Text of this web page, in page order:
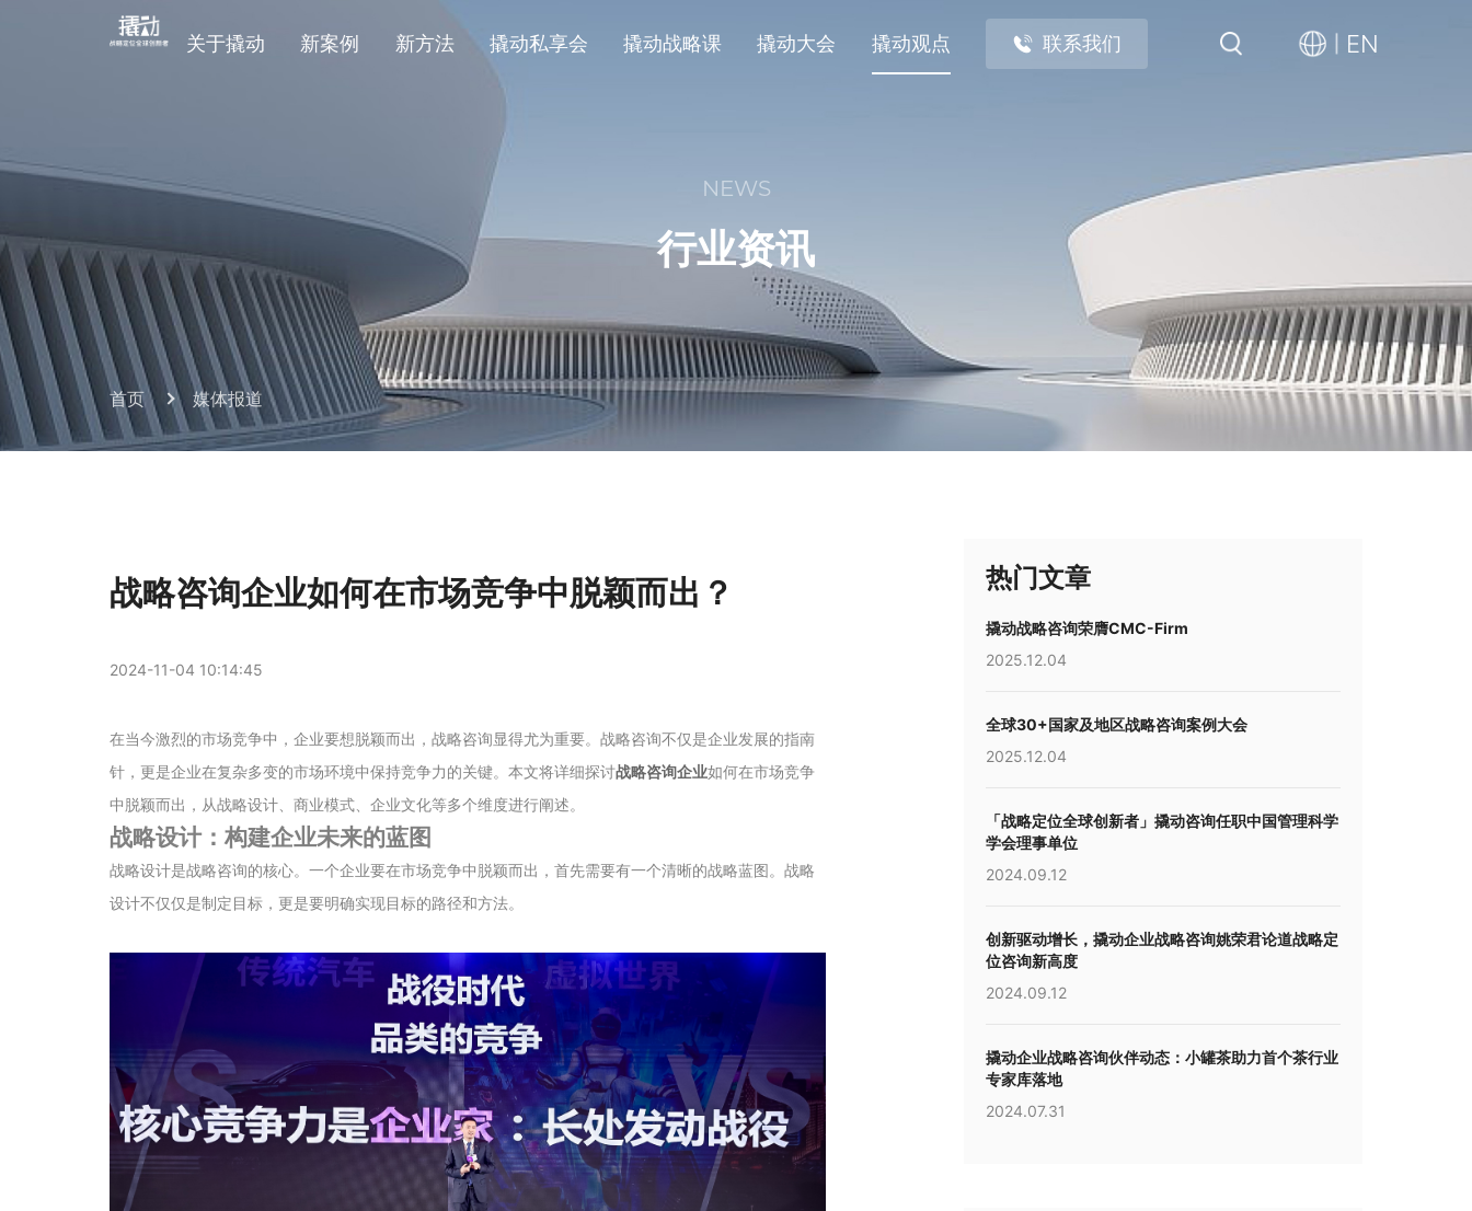
关于撬动 新案例 新方法 撬动私享会 撬动战略课 撬动大会 撬动观点 联系我们 EN
NEWS
行业资讯
首页 媒体报道
战略咨询企业如何在市场竞争中脱颖而出？
2024-11-04 10:14:45
在当今激烈的市场竞争中，企业要想脱颖而出，战略咨询显得尤为重要。战略咨询不仅是企业发展的指南
针，更是企业在复杂多变的市场环境中保持竞争力的关键。本文将详细探讨战略咨询企业如何在市场竞争
中脱颖而出，从战略设计、商业模式、企业文化等多个维度进行阐述。
战略设计：构建企业未来的蓝图
战略设计是战略咨询的核心。一个企业要在市场竞争中脱颖而出，首先需要有一个清晰的战略蓝图。战略
设计不仅仅是制定目标，更是要明确实现目标的路径和方法。
热门文章
撬动战略咨询荣膺CMC-Firm
2025.12.04
全球30+国家及地区战略咨询案例大会
2025.12.04
「战略定位全球创新者」撬动咨询任职中国管理科学
学会理事单位
2024.09.12
创新驱动增长，撬动企业战略咨询姚荣君论道战略定
位咨询新高度
2024.09.12
撬动企业战略咨询伙伴动态：小罐茶助力首个茶行业
专家库落地
2024.07.31